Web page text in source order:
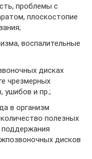
проблемы с
плоскостопие
воспалительные
дисках
чрезмерных
ушибов и пр.;
в организм
полезных
дисков